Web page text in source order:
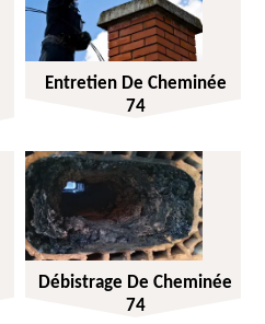
Entretien De Cheminée
74
Débistrage De Cheminée
74